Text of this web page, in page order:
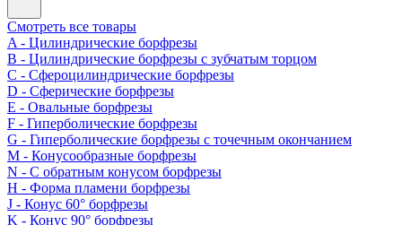
Смотреть все товары
A - Цилиндрические борфрезы
B - Цилиндрические борфрезы с зубчатым торцом
C - Сфероцилиндрические борфрезы
D - Сферические борфрезы
E - Овальные борфрезы
F - Гиперболические борфрезы
G - Гиперболические борфрезы с точечным окончанием
M - Конусообразные борфрезы
N - С обратным конусом борфрезы
H - Форма пламени борфрезы
J - Конус 60° борфрезы
K - Конус 90° борфрезы